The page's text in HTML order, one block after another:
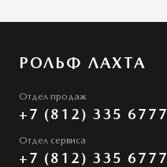
РОЛЬФ ЛАХТА
Отдел продаж
+7 (812) 335 6777
Отдел сервиса
+7 (812) 335 6777